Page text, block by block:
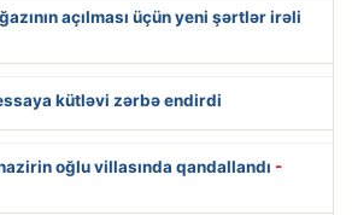
açılması üçün yeni şərtlər irəli
kütləvi zərbə endirdi
oğlu villasında qandallandı -